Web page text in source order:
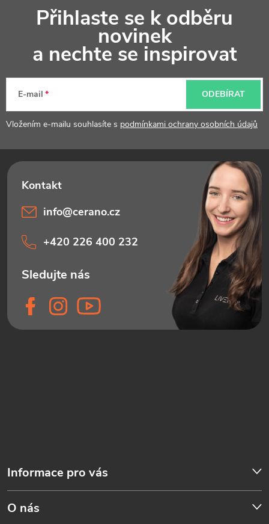
a
Přihlaste se k odběru
novinek
a nechte se inspirovat
E-mail
Vložením e-mailu souhlasíte s podmínkami ochrany osobních údajů
ODEBÍRAT
Informace pro vás
O nás
info@cerano.cz
+420 226 400 232